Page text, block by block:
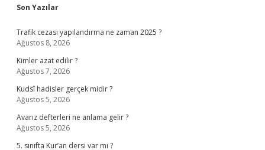
Sidebar
Son Yazılar
Trafik cezası yapılandırma ne zaman 2025 ?
Ağustos 8, 2026
Kimler azat edilir ?
Ağustos 7, 2026
Kudsî hadisler gerçek midir ?
Ağustos 5, 2026
Avarız defterleri ne anlama gelir ?
Ağustos 5, 2026
5. sınıfta Kur’an dersi var mı ?